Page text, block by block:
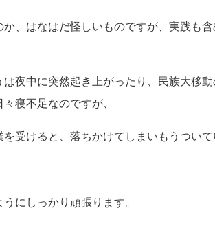
か、はなはだ怪しいものですが、実践も
は夜中に突然起き上がったり、民族大移
寝不足なのですが、
受けると、落ちかけてしまいもうついて
にしっかり頑張ります。